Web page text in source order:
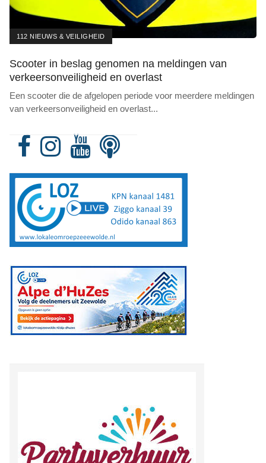
112 NIEUWS & VEILIGHEID
Scooter in beslag genomen na meldingen van
verkeersonveiligheid en overlast
Een scooter die de afgelopen periode voor meerdere meldingen
van verkeersonveiligheid en overlast...